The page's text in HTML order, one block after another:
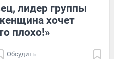
лидер группы
хочет
плохо!»
Обсудить